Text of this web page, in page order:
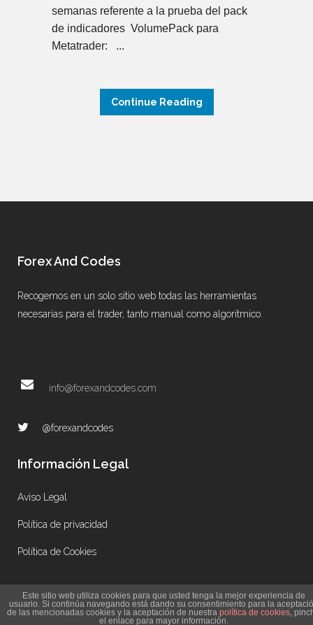
semanas referente a la prueba del pack
de indicadores VolumePack para
Metatrader: ...
Continue Reading
Forex And Codes
Recogemos en un solo sitio web todas las herramientas
necesarias para el trader, tanto manual como algorítmico.
info@forexandcodes.com
@forexandcodes
Información Legal
Aviso Legal
Política de privacidad
Política de Cookies
Este sitio web utiliza cookies para que usted tenga la mejor experiencia de
usuario. Si continúa navegando está dando su consentimiento para la
de las mencionadas cookies y la aceptación de nuestra política de cookies,
el enlace para mayor información.